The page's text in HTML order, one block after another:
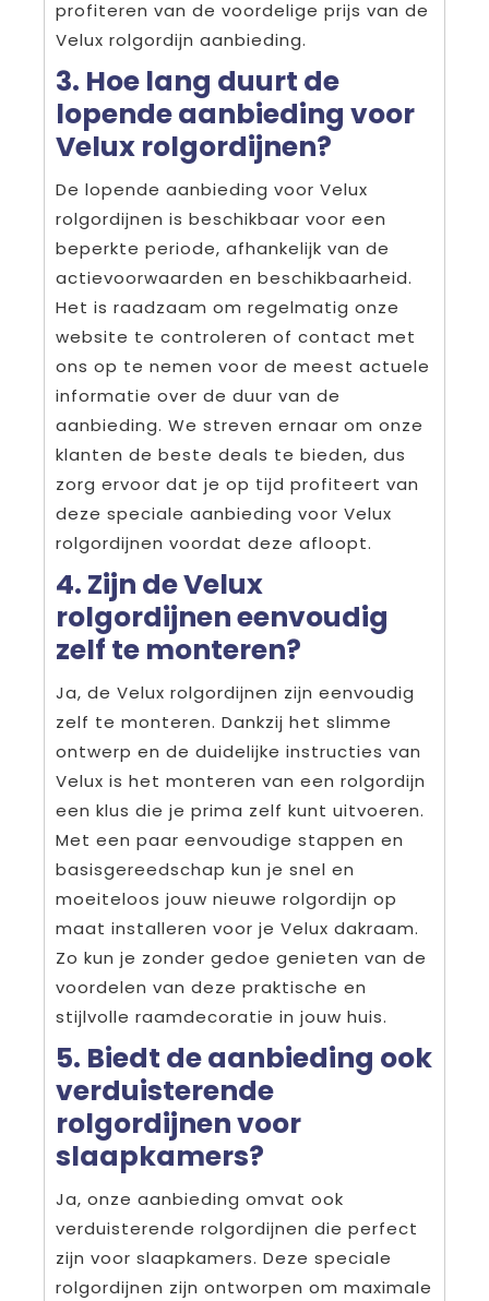
profiteren van de voordelige prijs van de
Velux rolgordijn aanbieding.
3. Hoe lang duurt de
lopende aanbieding voor
Velux rolgordijnen?
De lopende aanbieding voor Velux
rolgordijnen is beschikbaar voor een
beperkte periode, afhankelijk van de
actievoorwaarden en beschikbaarheid.
Het is raadzaam om regelmatig onze
website te controleren of contact met
ons op te nemen voor de meest actuele
informatie over de duur van de
aanbieding. We streven ernaar om onze
klanten de beste deals te bieden, dus
zorg ervoor dat je op tijd profiteert van
deze speciale aanbieding voor Velux
rolgordijnen voordat deze afloopt.
4. Zijn de Velux
rolgordijnen eenvoudig
zelf te monteren?
Ja, de Velux rolgordijnen zijn eenvoudig
zelf te monteren. Dankzij het slimme
ontwerp en de duidelijke instructies van
Velux is het monteren van een rolgordijn
een klus die je prima zelf kunt uitvoeren.
Met een paar eenvoudige stappen en
basisgereedschap kun je snel en
moeiteloos jouw nieuwe rolgordijn op
maat installeren voor je Velux dakraam.
Zo kun je zonder gedoe genieten van de
voordelen van deze praktische en
stijlvolle raamdecoratie in jouw huis.
5. Biedt de aanbieding ook
verduisterende
rolgordijnen voor
slaapkamers?
Ja, onze aanbieding omvat ook
verduisterende rolgordijnen die perfect
zijn voor slaapkamers. Deze speciale
rolgordijnen zijn ontworpen om maximale